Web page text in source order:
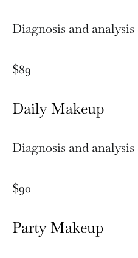
Diagnosis and
$89
Daily Makeup
Diagnosis and
$90
Party Makeup